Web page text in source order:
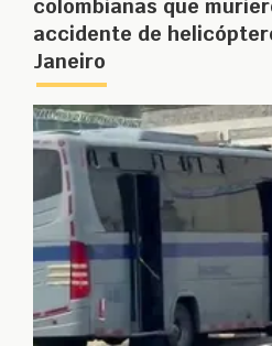
colombianas que
accidente de
Janeiro